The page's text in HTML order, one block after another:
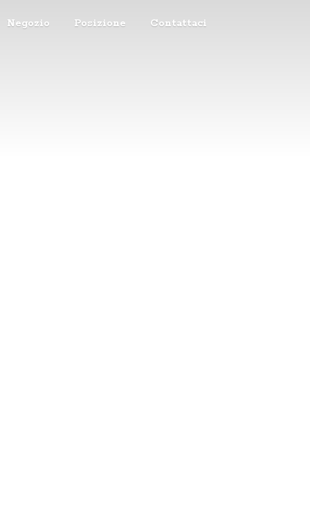
Negozio Posizione Contattaci